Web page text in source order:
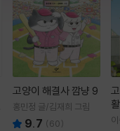
고양이 해결사 깜냥 9
홍민정 글/김재희 그림
9.7 (60)